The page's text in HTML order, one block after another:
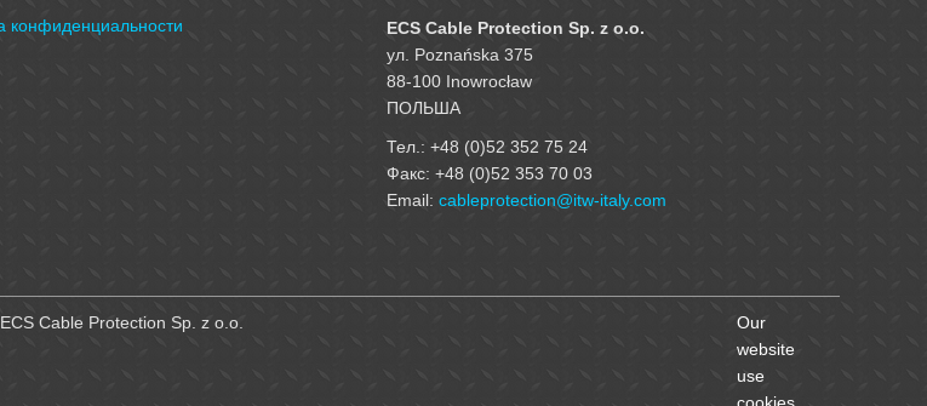
конфиденциальности
ECS Cable Protection Sp. z o.o.
ул. Poznańska 375
88-100 Inowrocław
ПОЛЬША
Тел.: +48 (0)52 352 75 24
Факс: +48 (0)52 353 70 03
Email: cableprotection@itw-italy.com
Cable Protection Sp. z o.o.
Our
website
use